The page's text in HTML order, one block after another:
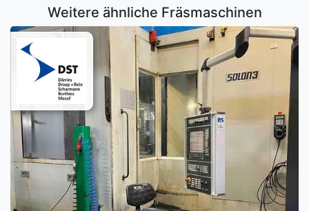
Weitere ähnliche Fräsmaschinen